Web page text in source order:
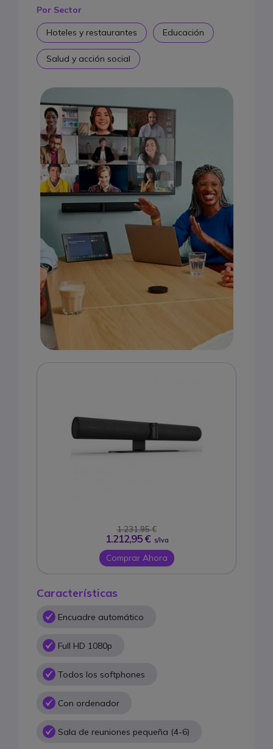
Por Sector
Hoteles y restaurantes Educación
Salud y acción social
Características
Encuadre automático
Full HD 1080p
Todos los softphones
Con ordenador
Sala de reuniones pequeña (4-6)
1.231,95 €
1.212,95 € s/Iva
Comprar Ahora